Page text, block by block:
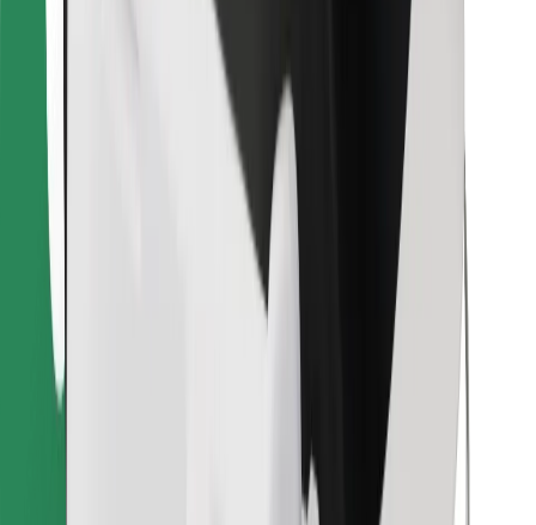
Saņem braucienu minūšu laikā!
Lejupielādē Bolt lietotni
Atrodi savas mīļākās maltītes!
Lejupielādē Bolt Food lietotni